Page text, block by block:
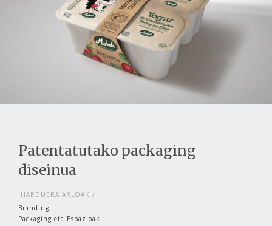
Patentatutako packaging
diseinua
IHARDUERA ARLOAK
Branding
Packaging eta Espazioak